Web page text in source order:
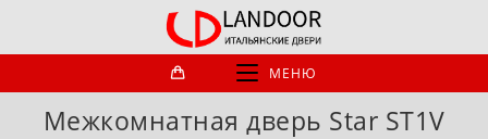
МЕНЮ
Межкомнатная дверь Star ST1V